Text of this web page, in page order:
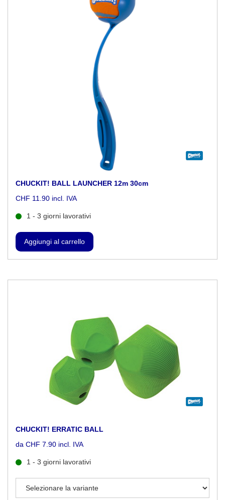
CHUCKIT! BALL LAUNCHER 12m 30cm
CHF 11.90 incl. IVA
1 - 3 giorni lavorativi
CHUCKIT! ERRATIC BALL
da CHF 7.90 incl. IVA
1 - 3 giorni lavorativi